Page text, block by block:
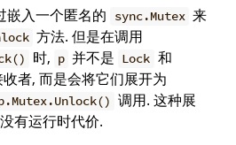
嵌入一个匿名的 sync.Mutex 来
方法. 但是在调用
时, p 并不是 Lock 和
者, 而是会将它们展开为
调用. 这种展
有运行时代价.